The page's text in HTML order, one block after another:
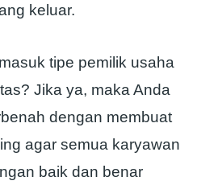
keluar.
tipe pemilik usaha
Jika ya, maka Anda
dengan membuat
agar semua karyawan
baik dan benar